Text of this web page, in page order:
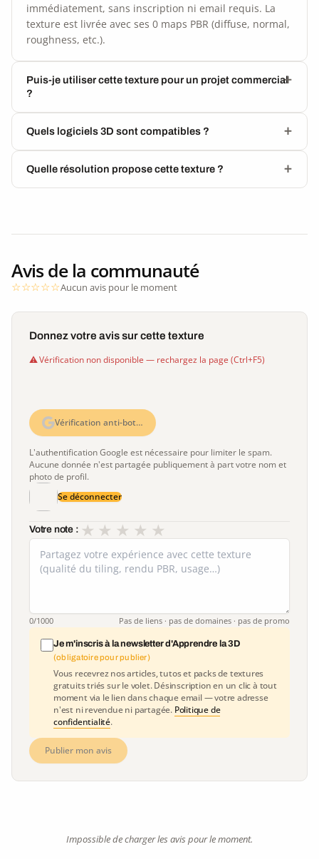
immédiatement, sans inscription ni email requis. La
texture est livrée avec ses 0 maps PBR (diffuse, normal,
roughness, etc.).
Puis-je utiliser cette texture pour un projet commercial
?
Quels logiciels 3D sont compatibles ?
Quelle résolution propose cette texture ?
Avis de la communauté
Aucun avis pour le moment
Donnez votre avis sur cette texture
Vérification non disponible — rechargez la page (Ctrl+F5)
Vérification anti-bot…
L'authentification Google est nécessaire pour limiter le spam.
Aucune donnée n'est partagée publiquement à part votre nom et
photo de profil.
Se déconnecter
Votre note : ★
★
★
★
★
0/1000 Pas de liens · pas de domaines · pas de promo
Je m'inscris à la newsletter d'Apprendre la 3D
(obligatoire pour publier)
Vous recevrez nos articles, tutos et packs de textures
gratuits triés sur le volet. Désinscription en un clic à tout
moment via le lien dans chaque email — votre adresse
n'est ni revendue ni partagée. Politique de
confidentialité.
Publier mon avis
Impossible de charger les avis pour le moment.